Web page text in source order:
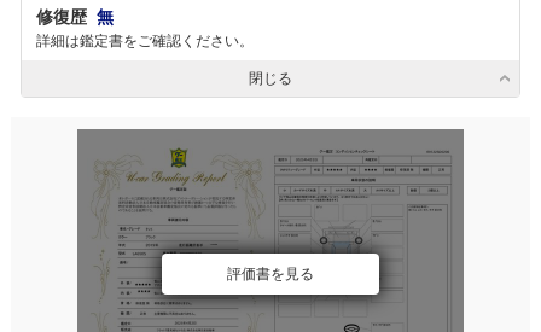
修復歴 無
詳細は鑑定書をご確認ください。
閉じる
評価書を見る